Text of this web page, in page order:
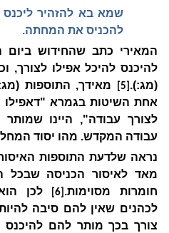
שמא בא להזהיר ליכנס
להכניס את המחתה.
המאירי כתב שהחידוש ביום
להיכנס להיכל אפילו לצורך,
(מג:). [5]
מאידך, התוספות
אחת השיטות בגמרא "דאפילו
לצורך עבודה", היינו שמותר
עבודה המקדש. מהו יסוד
נראה שלדעת התוספות
מאד לאיסור הכניסה
חומרות מסוימות. [6]
לכן
לכהנים שאין להם סיבה
צורך בכך מותר להם להיכנס